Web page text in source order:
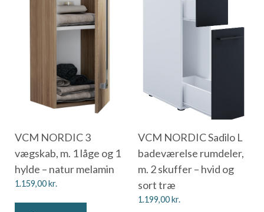
VCM NORDIC 3
vægskab, m. 1 låge og 1
hylde – natur melamin
1.159,00kr.
VCM NORDIC Sadilo L
badeværelse rumdeler,
m. 2 skuffer – hvid og
sort træ
1.199,00kr.